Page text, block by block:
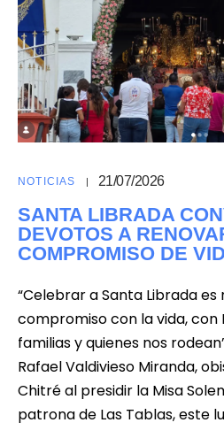
NOTICIAS 21/07/2026
SANTA LIBRADA
DEVOTOS A
COMPROMISO DE
“Celebrar a Santa Librada
compromiso con la vida, con
familias y quienes nos
Rafael Valdivieso Miranda,
Chitré al presidir la Misa
patrona de Las Tablas, este